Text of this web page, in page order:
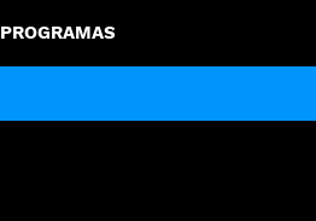
PROGRAMAS